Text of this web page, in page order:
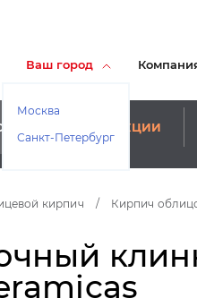
Ваш город
Москва
Санкт-Петербург
АКЦИИ
кирпич / Кирпич